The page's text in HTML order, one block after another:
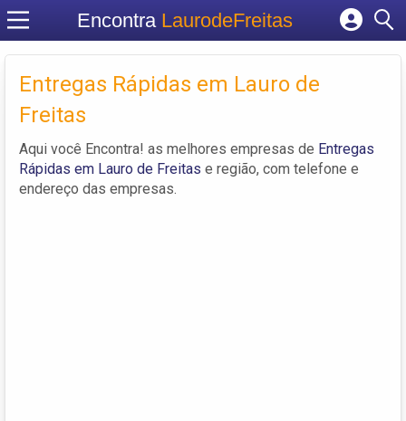
Encontra LaurodeFreitas
Fazer login
Entregas Rápidas em Lauro de
Freitas
Aqui você Encontra! as melhores empresas de Entregas
Rápidas em Lauro de Freitas e região, com telefone e
endereço das empresas.